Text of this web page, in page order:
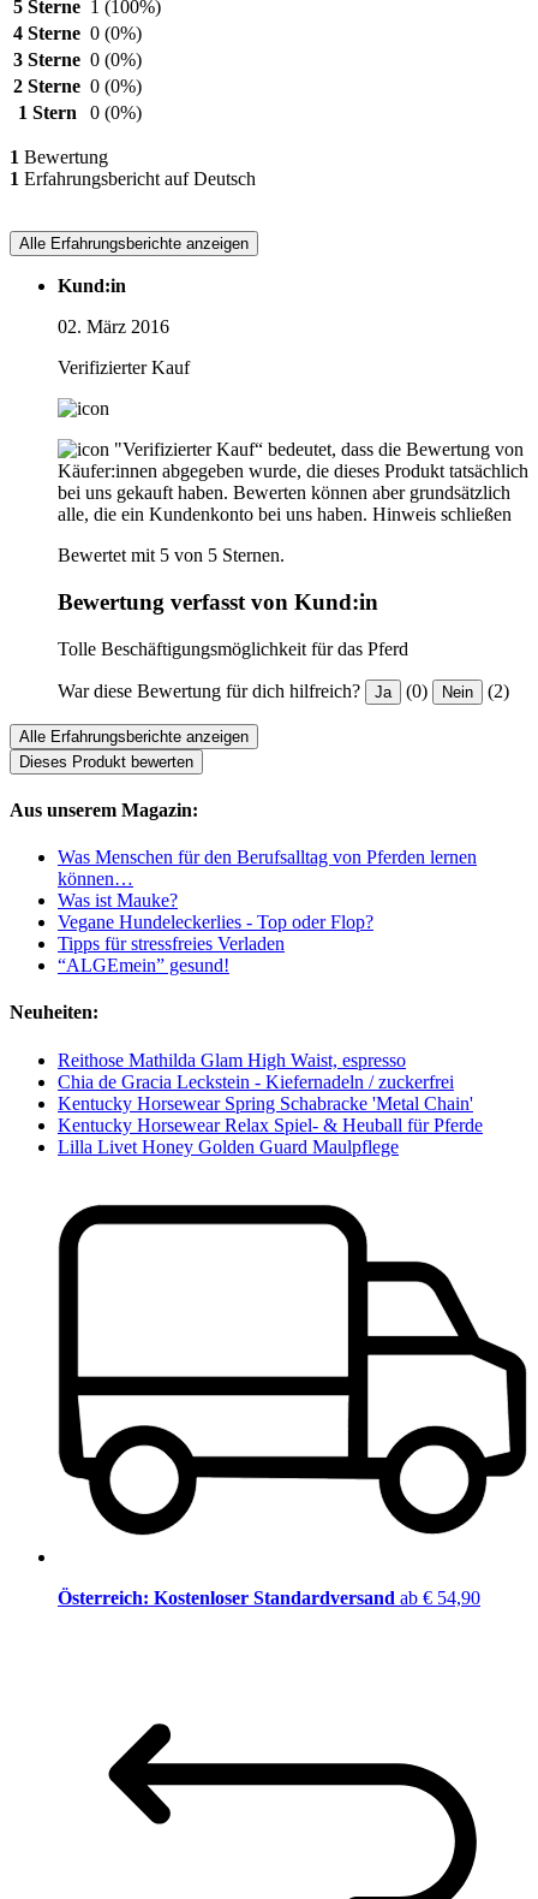
5 Sterne 1 (100%)
4 Sterne 0 (0%)
3 Sterne 0 (0%)
2 Sterne 0 (0%)
1 Stern
0 (0%)
1 Bewertung
1 Erfahrungsbericht auf Deutsch
Alle Erfahrungsberichte anzeigen
Kund:in
02. März 2016
Verifizierter Kauf
"Verifizierter Kauf“ bedeutet, dass die Bewertung von
Käufer:innen abgegeben wurde, die dieses Produkt tatsächlich
bei uns gekauft haben. Bewerten können aber grundsätzlich
alle, die ein Kundenkonto bei uns haben. Hinweis schließen
Bewertet mit 5 von 5 Sternen.
Bewertung verfasst von Kund:in
Tolle Beschäftigungsmöglichkeit für das Pferd
War diese Bewertung für dich hilfreich? Ja (0) Nein (2)
Alle Erfahrungsberichte anzeigen
Dieses Produkt bewerten
Aus unserem Magazin:
Was Menschen für den Berufsalltag von Pferden lernen
können…
Was ist Mauke?
Vegane Hundeleckerlies - Top oder Flop?
Tipps für stressfreies Verladen
“ALGEmein” gesund!
Neuheiten:
Reithose Mathilda Glam High Waist, espresso
Chia de Gracia Leckstein - Kiefernadeln / zuckerfrei
Kentucky Horsewear Spring Schabracke 'Metal Chain'
Kentucky Horsewear Relax Spiel- & Heuball für Pferde
Lilla Livet Honey Golden Guard Maulpflege
Österreich: Kostenloser Standardversand ab € 54,90